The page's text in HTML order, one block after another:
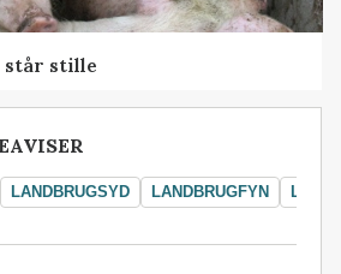
stille
LANDBRUGSYD LANDBRUGFYN